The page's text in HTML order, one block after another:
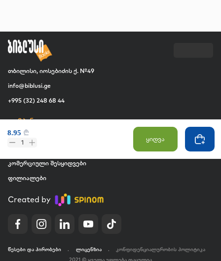
8.95 ₾
1 ყიდვა
თბილისი, იოსებიძის ქ. №49
info@biblusi.ge
+995 (32) 248 68 44
კომპანია
ჩვენ შესახებ
კომერციული შესყიდვები
ფილიალები
Created by
წესები და პირობები . ლიცენზია .
კონფიდენციალურობის პოლიტიკა
2021 © ყველა უფლება დაცულია